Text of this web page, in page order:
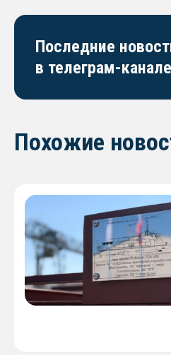
Последние
в телеграм-
Похожие